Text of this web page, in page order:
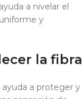
a nivelar el
y
la fibra
ayuda a proteger y